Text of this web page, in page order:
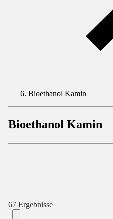
Bioethanol Kamin
Bioethanol Kamin
67 Ergebnisse